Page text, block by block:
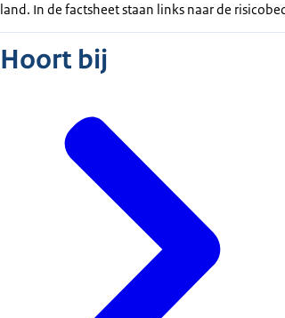
land. In de factsheet staan links naar de
Hoort bij